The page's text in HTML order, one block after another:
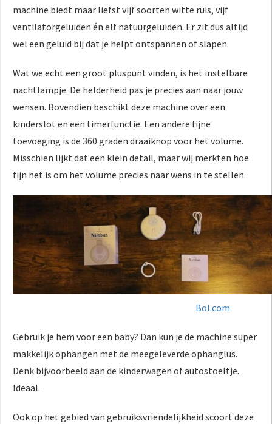
machine biedt maar liefst vijf soorten witte ruis, vijf
ventilatorgeluiden én elf natuurgeluiden. Er zit dus altijd
wel een geluid bij dat je helpt ontspannen of slapen.
Wat we echt een groot pluspunt vinden, is het instelbare
nachtlampje. De helderheid pas je precies aan naar jouw
wensen. Bovendien beschikt deze machine over een
kinderslot en een timerfunctie. Een andere fijne
toevoeging is de 360 graden draaiknop voor het volume.
Misschien lijkt dat een klein detail, maar wij merkten hoe
fijn het is om het volume precies naar wens in te stellen.
Bol.com
Gebruik je hem voor een baby? Dan kun je de machine super
makkelijk ophangen met de meegeleverde ophanglus.
Denk bijvoorbeeld aan de kinderwagen of autostoeltje.
Ideaal.
Ook op het gebied van gebruiksvriendelijkheid scoort deze